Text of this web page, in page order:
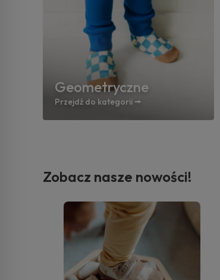
Geometryczne
Przejdź do kategorii 🠚
Zobacz nasze nowości!